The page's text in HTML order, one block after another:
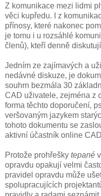
Z komunikace mezi lidmi
věci kupředu. I z
přínosy, které nakonec
je tomu i u rozsáhlé
členů), kteří denně
Jedním ze zajímavých a
nedávné diskuze, je
souhrn bezmála 30
CAD uživatele, zejména z
forma těchto doporučení,
veršovaným jazykem
tohoto dokumentu se
aktivní účastník online
Protože prohřešky tepané
opravdu opakují velmi
pravidel opravdu může
spolupracujících